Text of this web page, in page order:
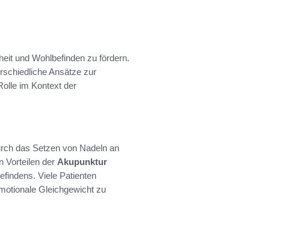
und Wohlbefinden zu fördern.
Ansätze zur
im Kontext der
das Setzen von Nadeln an
Vorteilen der Akupunktur
Viele Patienten
Gleichgewicht zu